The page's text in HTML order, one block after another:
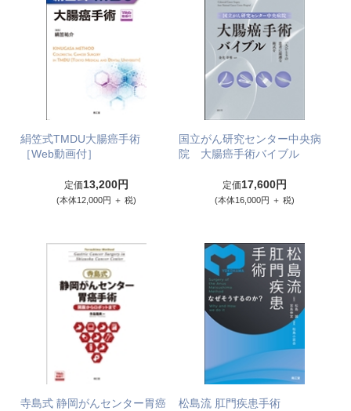
絹笠式TMDU大腸癌手術
［Web動画付］
定価13,200円
(本体12,000円 ＋ 税)
国立がん研究センター中央病
院 大腸癌手術バイブル
定価17,600円
(本体16,000円 ＋ 税)
寺島式 静岡がんセンター胃癌
松島流 肛門疾患手術